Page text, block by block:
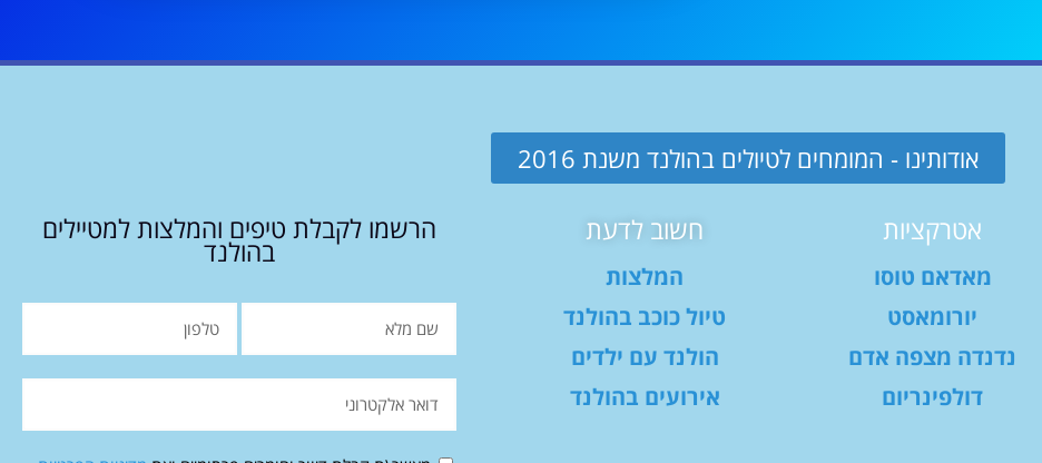
אודותינו - המומחים לטיולים בהולנד משנת 2016
אטרקציות
מאדאם טוסו
יורומאסט
נדנדה מצפה אדם
דולפינריום
חשוב לדעת
המלצות
טיול כוכב בהולנד
הולנד עם ילדים
אירועים בהולנד
הרשמו לקבלת טיפים והמלצות למטיילים
בהולנד